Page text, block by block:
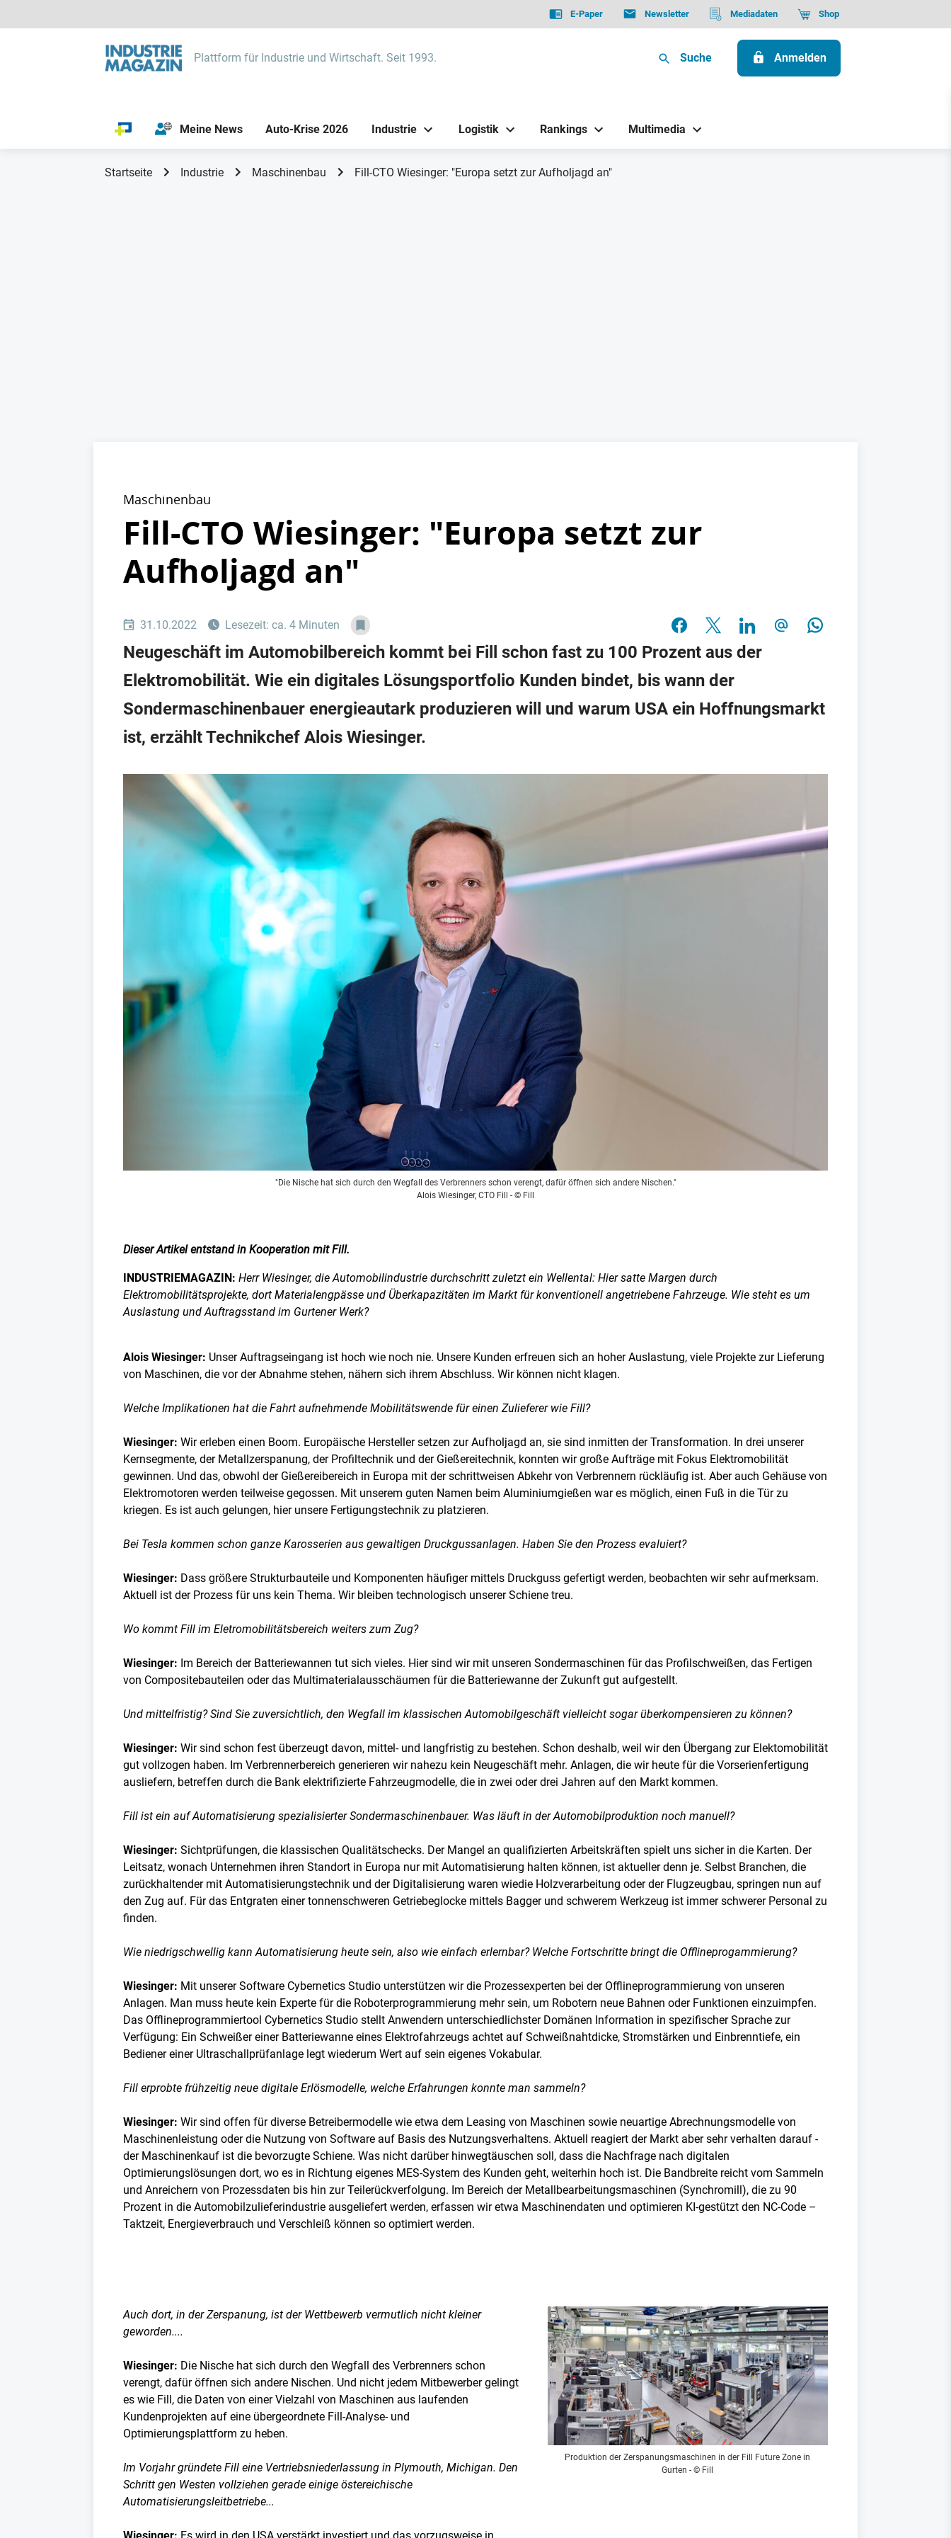
E-Paper Newsletter Mediadaten Shop
Plattform für Industrie und Wirtschaft. Seit 1993. Suche Anmelden
Meine News Auto-Krise 2026 Industrie Logistik Rankings Multimedia
Startseite Industrie Maschinenbau Fill-CTO Wiesinger: "Europa setzt zur Aufholjagd an"
Maschinenbau
Fill-CTO Wiesinger: "Europa setzt zur
Aufholjagd an"
31.10.2022 Lesezeit: ca. 4 Minuten
Neugeschäft im Automobilbereich kommt bei Fill schon fast zu 100 Prozent aus der
Elektromobilität. Wie ein digitales Lösungsportfolio Kunden bindet, bis wann der
Sondermaschinenbauer energieautark produzieren will und warum USA ein Hoffnungsmarkt
ist, erzählt Technikchef Alois Wiesinger.
"Die Nische hat sich durch den Wegfall des Verbrenners schon verengt, dafür öffnen sich andere Nischen."
Alois Wiesinger, CTO Fill
- © Fill
Dieser Artikel entstand in Kooperation mit Fill.
INDUSTRIEMAGAZIN: Herr Wiesinger, die Automobilindustrie durchschritt zuletzt ein Wellental: Hier satte Margen durch
Elektromobilitätsprojekte, dort Materialengpässe und Überkapazitäten im Markt für konventionell angetriebene Fahrzeuge. Wie steht es um
Auslastung und Auftragsstand im Gurtener Werk?
Alois Wiesinger: Unser Auftragseingang ist hoch wie noch nie. Unsere Kunden erfreuen sich an hoher Auslastung, viele Projekte zur Lieferung
von Maschinen, die vor der Abnahme stehen, nähern sich ihrem Abschluss. Wir können nicht klagen.
Welche Implikationen hat die Fahrt aufnehmende Mobilitätswende für einen Zulieferer wie Fill?
Wiesinger: Wir erleben einen Boom. Europäische Hersteller setzen zur Aufholjagd an, sie sind inmitten der Transformation. In drei unserer
Kernsegmente, der Metallzerspanung, der Profiltechnik und der Gießereitechnik, konnten wir große Aufträge mit Fokus Elektromobilität
gewinnen. Und das, obwohl der Gießereibereich in Europa mit der schrittweisen Abkehr von Verbrennern rückläufig ist. Aber auch Gehäuse von
Elektromotoren werden teilweise gegossen. Mit unserem guten Namen beim Aluminiumgießen war es möglich, einen Fuß in die Tür zu
kriegen. Es ist auch gelungen, hier unsere Fertigungstechnik zu platzieren.
Bei Tesla kommen schon ganze Karosserien aus gewaltigen Druckgussanlagen. Haben Sie den Prozess evaluiert?
Wiesinger: Dass größere Strukturbauteile und Komponenten häufiger mittels Druckguss gefertigt werden, beobachten wir sehr aufmerksam.
Aktuell ist der Prozess für uns kein Thema. Wir bleiben technologisch unserer Schiene treu.
Wo kommt Fill im Eletromobilitätsbereich weiters zum Zug?
Wiesinger: Im Bereich der Batteriewannen tut sich vieles. Hier sind wir mit unseren Sondermaschinen für das Profilschweißen, das Fertigen
von Compositebauteilen oder das Multimaterialausschäumen für die Batteriewanne der Zukunft gut aufgestellt.
Und mittelfristig? Sind Sie zuversichtlich, den Wegfall im klassischen Automobilgeschäft vielleicht sogar überkompensieren zu können?
Wiesinger: Wir sind schon fest überzeugt davon, mittel- und langfristig zu bestehen. Schon deshalb, weil wir den Übergang zur Elektomobilität
gut vollzogen haben. Im Verbrennerbereich generieren wir nahezu kein Neugeschäft mehr. Anlagen, die wir heute für die Vorserienfertigung
ausliefern, betreffen durch die Bank elektrifizierte Fahrzeugmodelle, die in zwei oder drei Jahren auf den Markt kommen.
Fill ist ein auf Automatisierung spezialisierter Sondermaschinenbauer. Was läuft in der Automobilproduktion noch manuell?
Wiesinger: Sichtprüfungen, die klassischen Qualitätschecks. Der Mangel an qualifizierten Arbeitskräften spielt uns sicher in die Karten. Der
Leitsatz, wonach Unternehmen ihren Standort in Europa nur mit Automatisierung halten können, ist aktueller denn je. Selbst Branchen, die
zurückhaltender mit Automatisierungstechnik und der Digitalisierung waren wiedie Holzverarbeitung oder der Flugzeugbau, springen nun auf
den Zug auf. Für das Entgraten einer tonnenschweren Getriebeglocke mittels Bagger und schwerem Werkzeug ist immer schwerer Personal zu
finden.
Wie niedrigschwellig kann Automatisierung heute sein, also wie einfach erlernbar? Welche Fortschritte bringt die Offlineprogammierung?
Wiesinger: Mit unserer Software Cybernetics Studio unterstützen wir die Prozessexperten bei der Offlineprogrammierung von unseren
Anlagen. Man muss heute kein Experte für die Roboterprogrammierung mehr sein, um Robotern neue Bahnen oder Funktionen einzuimpfen.
Das Offlineprogrammiertool Cybernetics Studio stellt Anwendern unterschiedlichster Domänen Information in spezifischer Sprache zur
Verfügung: Ein Schweißer einer Batteriewanne eines Elektrofahrzeugs achtet auf Schweißnahtdicke, Stromstärken und Einbrenntiefe, ein
Bediener einer Ultraschallprüfanlage legt wiederum Wert auf sein eigenes Vokabular.
Fill erprobte frühzeitig neue digitale Erlösmodelle, welche Erfahrungen konnte man sammeln?
Wiesinger: Wir sind offen für diverse Betreibermodelle wie etwa dem Leasing von Maschinen sowie neuartige Abrechnungsmodelle von
Maschinenleistung oder die Nutzung von Software auf Basis des Nutzungsverhaltens. Aktuell reagiert der Markt aber sehr verhalten darauf -
der Maschinenkauf ist die bevorzugte Schiene. Was nicht darüber hinwegtäuschen soll, dass die Nachfrage nach digitalen
Optimierungslösungen dort, wo es in Richtung eigenes MES-System des Kunden geht, weiterhin hoch ist. Die Bandbreite reicht vom Sammeln
und Anreichern von Prozessdaten bis hin zur Teilerückverfolgung. Im Bereich der Metallbearbeitungsmaschinen (Synchromill), die zu 90
Prozent in die Automobilzulieferindustrie ausgeliefert werden, erfassen wir etwa Maschinendaten und optimieren KI-gestützt den NC-Code –
Taktzeit, Energieverbrauch und Verschleiß können so optimiert werden.
Auch dort, in der Zerspanung, ist der Wettbewerb vermutlich nicht kleiner
geworden....
Wiesinger: Die Nische hat sich durch den Wegfall des Verbrenners schon
verengt, dafür öffnen sich andere Nischen. Und nicht jedem Mitbewerber gelingt
es wie Fill, die Daten von einer Vielzahl von Maschinen aus laufenden
Kundenprojekten auf eine übergeordnete Fill-Analyse- und
Optimierungsplattform zu heben.
Im Vorjahr gründete Fill eine Vertriebsniederlassung in Plymouth, Michigan. Den
Schritt gen Westen vollziehen gerade einige östereichische
Automatisierungsleitbetriebe...
Produktion der Zerspanungsmaschinen in der Fill Future Zone in
Gurten - © Fill